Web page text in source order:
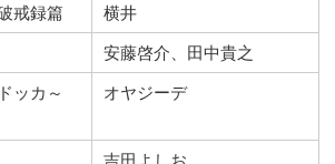
戒録篇
横井
安藤啓介、田中貴之
ッカ～
オヤジーデ